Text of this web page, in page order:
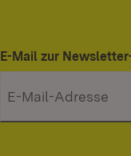
E-Mail zur